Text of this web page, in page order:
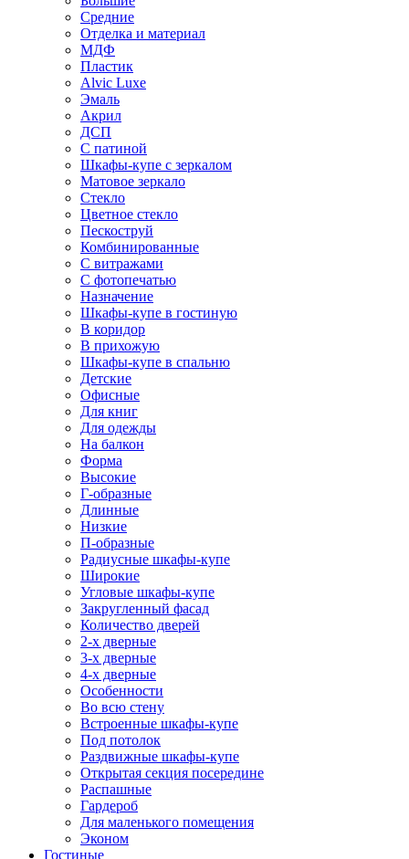
Средние
Отделка и материал
МДФ
Пластик
Alvic Luxe
Эмаль
Акрил
ДСП
С патиной
Шкафы-купе с зеркалом
Матовое зеркало
Стекло
Цветное стекло
Пескоструй
Комбинированные
С витражами
С фотопечатью
Назначение
Шкафы-купе в гостиную
В коридор
В прихожую
Шкафы-купе в спальню
Детские
Офисные
Для книг
Для одежды
На балкон
Форма
Высокие
Г-образные
Длинные
Низкие
П-образные
Радиусные шкафы-купе
Широкие
Угловые шкафы-купе
Закругленный фасад
Количество дверей
2-х дверные
3-х дверные
4-х дверные
Особенности
Во всю стену
Встроенные шкафы-купе
Под потолок
Раздвижные шкафы-купе
Открытая секция посередине
Распашные
Гардероб
Для маленького помещения
Эконом
Гостиные